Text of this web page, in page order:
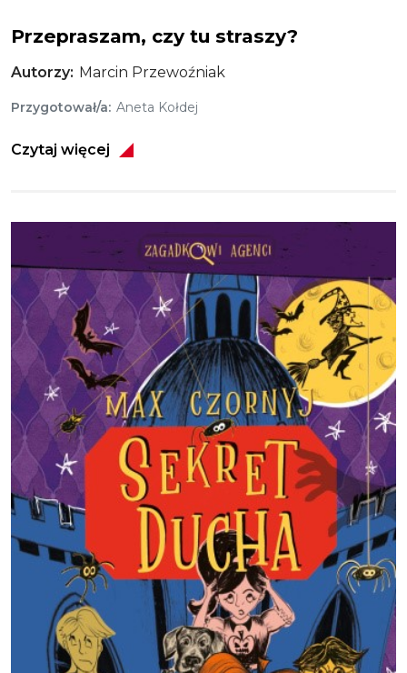
Przepraszam, czy tu straszy?
Autorzy Marcin Przewoźniak
Przygotował/a Aneta Kołdej
Czytaj więcej